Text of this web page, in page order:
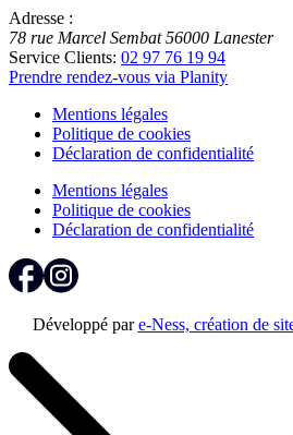
Adresse :
78 rue Marcel Sembat 56000 Lanester
Service Clients: 02 97 76 19 94
Prendre rendez-vous via Planity
Mentions légales
Politique de cookies
Déclaration de confidentialité
Mentions légales
Politique de cookies
Déclaration de confidentialité
Développé pare-Ness, création de